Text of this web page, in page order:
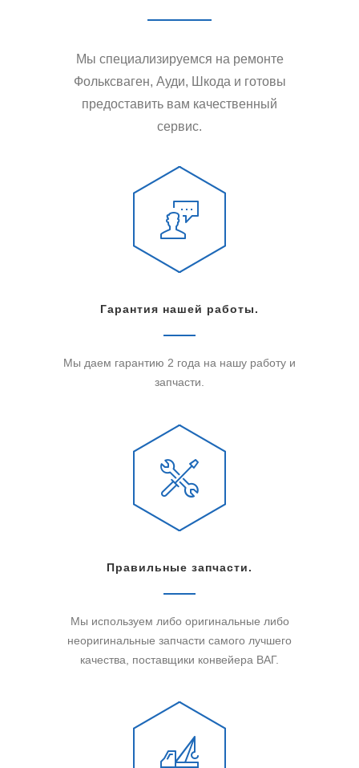
Мы специализируемся на ремонте
Фольксваген, Ауди, Шкода и готовы
предоставить вам качественный
сервис.
Гарантия нашей работы.
Мы даем гарантию 2 года на нашу работу и
запчасти.
Правильные запчасти.
Мы используем либо оригинальные либо
неоригинальные запчасти самого лучшего
качества, поставщики конвейера ВАГ.